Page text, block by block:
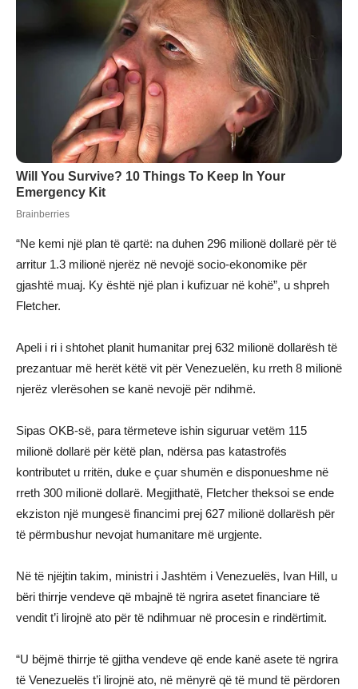
“Ne kemi një plan të qartë: na duhen 296 milionë dollarë për të
arritur 1.3 milionë njerëz në nevojë socio-ekonomike për
gjashtë muaj. Ky është një plan i kufizuar në kohë”, u shpreh
Fletcher.
Apeli i ri i shtohet planit humanitar prej 632 milionë dollarësh të
prezantuar më herët këtë vit për Venezuelën, ku rreth 8 milionë
njerëz vlerësohen se kanë nevojë për ndihmë.
Sipas OKB-së, para tërmeteve ishin siguruar vetëm 115
milionë dollarë për këtë plan, ndërsa pas katastrofës
kontributet u rritën, duke e çuar shumën e disponueshme në
rreth 300 milionë dollarë. Megjithatë, Fletcher theksoi se ende
ekziston një mungesë financimi prej 627 milionë dollarësh për
të përmbushur nevojat humanitare më urgjente.
Në të njëjtin takim, ministri i Jashtëm i Venezuelës, Ivan Hill, u
bëri thirrje vendeve që mbajnë të ngrira asetet financiare të
vendit t’i lirojnë ato për të ndihmuar në procesin e rindërtimit.
“U bëjmë thirrje të gjitha vendeve që ende kanë asete të ngrira
të Venezuelës t’i lirojnë ato, në mënyrë që të mund të përdoren